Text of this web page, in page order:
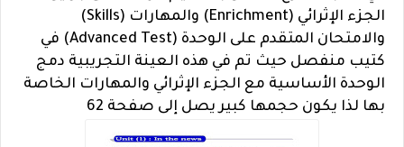
الجزء الإثرائي (Enrichment) والمهارات (Skills)
والامتحان المتقدم على الوحدة (Advanced Test) في
كتيب منفصل حيث تم في هذه العينة التجريبية دمج
الوحدة الأساسية مع الجزء الإثرائي والمهارات الخاصة
بها لذا يكون حجمها كبيريصل إلى صفحة 62